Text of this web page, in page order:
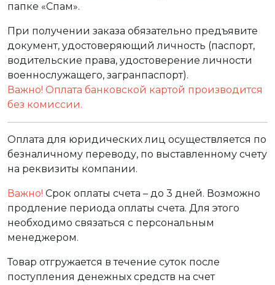
папке «Спам».
При получении заказа обязательно предъявите
документ, удостоверяющий личность (паспорт,
водительские права, удостоверение личности
военнослужащего, загранпаспорт).
Важно! Оплата банковской картой производится
без комиссии.
Оплата для юридических лиц осуществляется по
безналичному переводу, по выставленному счету
на реквизиты компании.
Важно! Срок оплаты счета – до 3 дней. Возможно
продление периода оплаты счета. Для этого
необходимо связаться с персональным
менеджером.
Товар отгружается в течение суток после
поступления денежных средств на счет